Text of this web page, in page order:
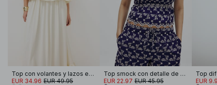
Top con volantes y lazos en los hombros
EUR 34.96 EUR 49.95
Top smock con detalle de bordado
EUR 22.97 EUR 45.95
Top
EUR